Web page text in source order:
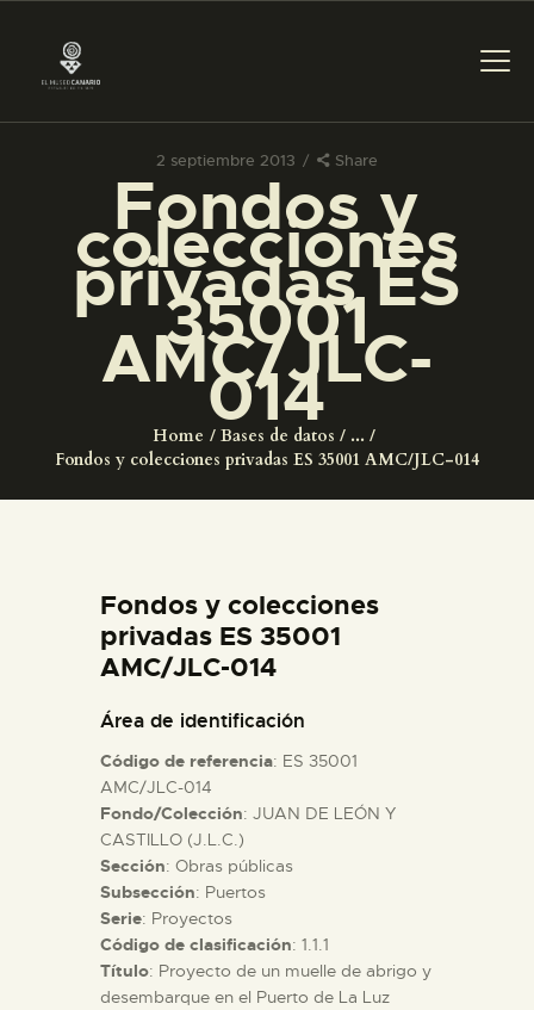
2 septiembre 2013 Share
Fondos y
colecciones
privadas ES
35001
AMC/JLC-
014
Home Bases de datos
...
Fondos y colecciones privadas ES 35001 AMC/JLC-014
PREPARAR LA VISITA
ACTIVIDADES
█
EL MUSEO
ESPAÑOL
ACTIVIDADES
█
EL MUSEO
COLECCIONES
Fondos y colecciones
privadas ES 35001
AMC/JLC-014
Área de identificación
Código de referencia: ES 35001
AMC/JLC-014
Fondo/Colección: JUAN DE LEÓN Y
CASTILLO (J.L.C.)
Sección: Obras públicas
Subsección: Puertos
Serie: Proyectos
Código de clasificación: 1.1.1
Título: Proyecto de un muelle de abrigo y
desembarque en el Puerto de La Luz